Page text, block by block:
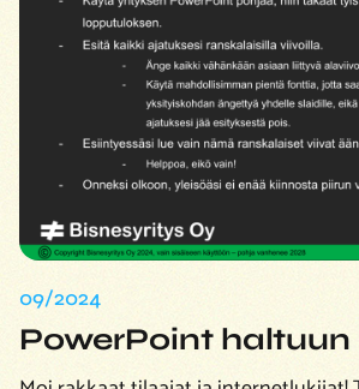
09/2024
PowerPoint haltuun